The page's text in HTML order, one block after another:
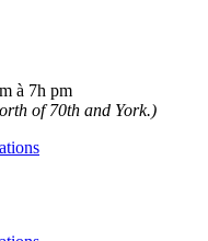
à 7h pm
of 70th and York.)